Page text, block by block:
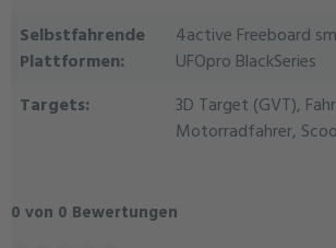
Selbstfahrende
Plattformen:
4active Freeboard
UFOpro BlackSeries
Targets:
3D Target (GVT),
Motorradfahrer,
0 von 0 Bewertungen